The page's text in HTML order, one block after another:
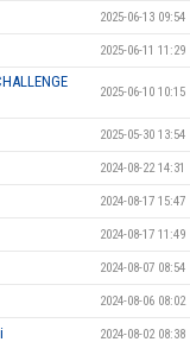
2025-06-13 09:54
2025-06-11 11:29
2025-06-10 10:15
2025-05-30 13:54
2024-08-22 14:31
2024-08-17 15:47
2024-08-17 11:49
2024-08-07 08:54
2024-08-06 08:02
2024-08-02 08:38